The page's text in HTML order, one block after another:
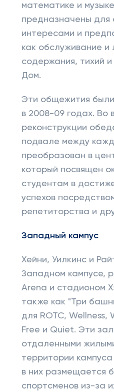
математике и
предназначены для
интересами и
как обслуживание и
содержания, тихий
Дом.
Эти общежития
в 2008-09 годах. Во
реконструкции
подвале между
преобразован в
который посвящен
студентам в
успехов
репетиторства и
Западный кампус
Хейни, Уилкинс и
Западном кампусе,
Arena и стадионом
также как "Три
для ROTC, Wellness,
Free и Quiet. Эти
отдаленными
территории
в них размещается
спортсменов из-за